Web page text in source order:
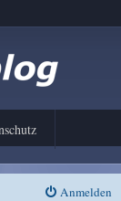
Anmelden